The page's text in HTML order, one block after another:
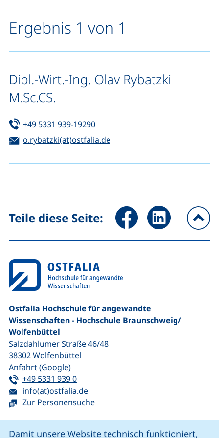
Damit unsere Website technisch funktioniert,
Ergebnis 1 von 1
Dipl.-Wirt.-Ing. Olav Rybatzki
M.Sc.CS.
Tel:
+49 5331 939-19290(startet einen Telefonanruf,
E-Mail:
o.rybatzki(at)ostfalia.de(öffnet Ihr E-Mail-Programm)
Teile diese Seite: Seite über Facebook teilen
Seite über
Ostfalia Hochschule für angewandte
Wissenschaften - Hochschule Braunschweig/​
Wolfenbüttel
Salzdahlumer Straße 46/48
38302Wolfenbüttel
Anfahrt (Google)(externer Link, öffnet neues Fenster)
Tel:
+49 5331 939 0(startet einen Telefonanruf, wenn Ihr
E-Mail:
info(at)ostfalia.de(öffnet Ihr E-Mail-Programm)
Zur Personensuche